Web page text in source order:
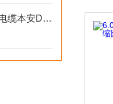
ZRC-JVP2V22阻燃计算机电缆本安DCS系统连接